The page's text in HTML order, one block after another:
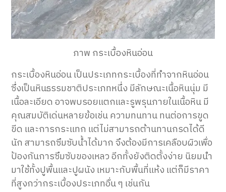
ภาพ กระเบื้องหินอ่อน
กระเบื้องหินอ่อน เป็นประเภทกระเบื้องที่ทำจากหินอ่อน
ซึ่งเป็นหินธรรมชาติประเภทหนึ่ง มีลักษณะเนื้อหินนุ่ม มี
เนื้อละเอียด อาจพบรอยแตกและรูพรุนภายในเนื้อหิน มี
คุณสมบัติเด่นหลายข้อเช่น ความทนทาน ทนต่อการขูด
ขีด และการกระแทก แต่ไม่สามารถต้านทานกรดได้ดี
นัก สามารถซึมซับน้ำได้มาก จึงต้องมีการเคลือบผิวเพื่อ
ป้องกันการซึมซับของเหลว อีกทั้งยังติดตั้งง่าย นิยมนำ
มาใช้ทั้งปูพื้นและปูผนัง เหมาะกับพื้นที่แห้ง แต่ก็มีราคา
ที่สูงกว่ากระเบื้องประเภทอื่น ๆ เช่นกัน